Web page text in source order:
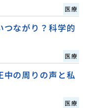
医療
つながり？科学的
医療
中の周りの声と私
医療